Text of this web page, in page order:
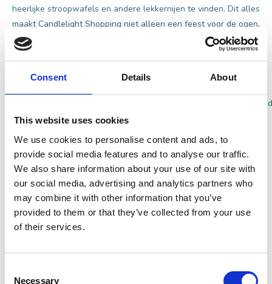
Consent Details About
This website uses cookies
We use cookies to personalise content and ads, to
provide social media features and to analyse our traffic.
We also share information about your use of our site with
our social media, advertising and analytics partners who
may combine it with other information that you’ve
provided to them or that they’ve collected from your use
of their services.
Necessary
heerlijke stroopwafels en andere lekkernijen te vinden. Dit alles
maakt Candlelight Shopping niet alleen een feest voor de ogen,
Foto's Candlelight shopping Heusden
Extra kerstinkopen? Dat kan!
Naast de gezellige kerstkraampjes zijn de winkels en
horecagelegenheden in de vestingstad tijdens Candlelight
leuk uitje van samen met je dierbaren en ontdek de vele